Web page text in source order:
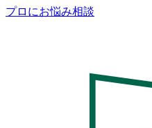
プロにお悩み相談